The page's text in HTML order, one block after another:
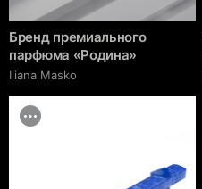
Бренд премиального
парфюма «Родина»
Iliana Masko